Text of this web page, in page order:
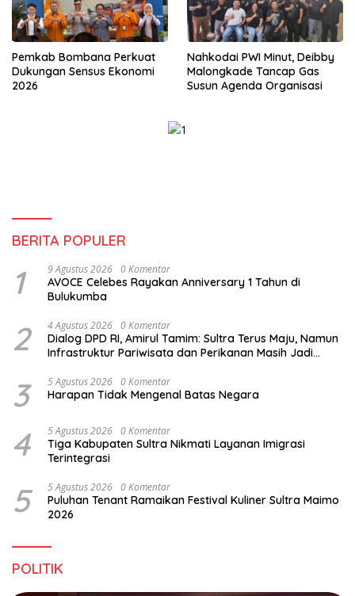
Pemkab Bombana Perkuat
Dukungan Sensus Ekonomi
2026
Nahkodai PWI Minut, Deibby
Malongkade Tancap Gas
Susun Agenda Organisasi
BERITA POPULER
1 9 Agustus 2026 0 Komentar
AVOCE Celebes Rayakan Anniversary 1 Tahun di
Bulukumba
2 4 Agustus 2026 0 Komentar
Dialog DPD RI, Amirul Tamim: Sultra Terus Maju, Namun
Infrastruktur Pariwisata dan Perikanan Masih Jadi
3 5 Agustus 2026 0 Komentar
Harapan Tidak Mengenal Batas Negara
4 5 Agustus 2026 0 Komentar
Tiga Kabupaten Sultra Nikmati Layanan Imigrasi
Terintegrasi
5 5 Agustus 2026 0 Komentar
Puluhan Tenant Ramaikan Festival Kuliner Sultra Maimo
2026
POLITIK